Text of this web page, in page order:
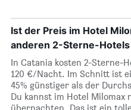
Ist der Preis im Hotel
anderen 2-Sterne-Hotels
In Catania kosten 2-Sterne-
120 €/Nacht. Im Schnitt ist
45% günstiger als der
Du kannst im Hotel